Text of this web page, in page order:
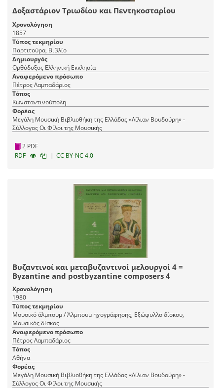
Δοξαστάριον Τριωδίου και Πεντηκοσταρίου
Χρονολόγηση
1857
Τύπος τεκμηρίου
Παρτιτούρα, Βιβλίο
Δημιουργός
Ορθόδοξος Ελληνική Εκκλησία
Αναφερόμενο πρόσωπο
Πέτρος Λαμπαδάριος
Τόπος
Κωνσταντινούπολη
Φορέας
Μεγάλη Μουσική Βιβλιοθήκη της Ελλάδας «Λίλιαν Βουδούρη» -
Σύλλογος Οι Φίλοι της Μουσικής
2 PDF
RDF
| CC BY-NC 4.0
Βυζαντινοί και μεταβυζαντινοί μελουργοί 4 =
Byzantine and postbyzantine composers 4
Χρονολόγηση
1980
Τύπος τεκμηρίου
Μουσικό άλμπουμ / Άλμπουμ ηχογράφησης, Εξώφυλλο δίσκου,
Μουσικός δίσκος
Αναφερόμενο πρόσωπο
Πέτρος Λαμπαδάριος
Τόπος
Αθήνα
Φορέας
Μεγάλη Μουσική Βιβλιοθήκη της Ελλάδας «Λίλιαν Βουδούρη» -
Σύλλογος Οι Φίλοι της Μουσικής